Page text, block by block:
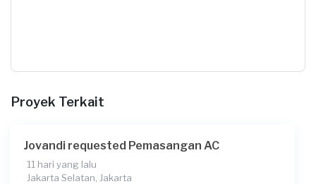
Proyek Terkait
Jovandi requested Pemasangan AC
11 hari yang lalu
Jakarta Selatan, Jakarta